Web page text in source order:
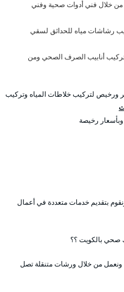
من خلال فني أدوات صحية وفني
رشاشات مياه للحدائق لسقي
أنابيب الصرف الصحي ومن
ورخيص لتركيب خلاطات المياه وتركيب
وبأسعار رخيصة
بتقديم خدمات متعددة في أعمال
صحي بالكويت ؟؟
ونعمل من خلال ورشات متنقلة تصل